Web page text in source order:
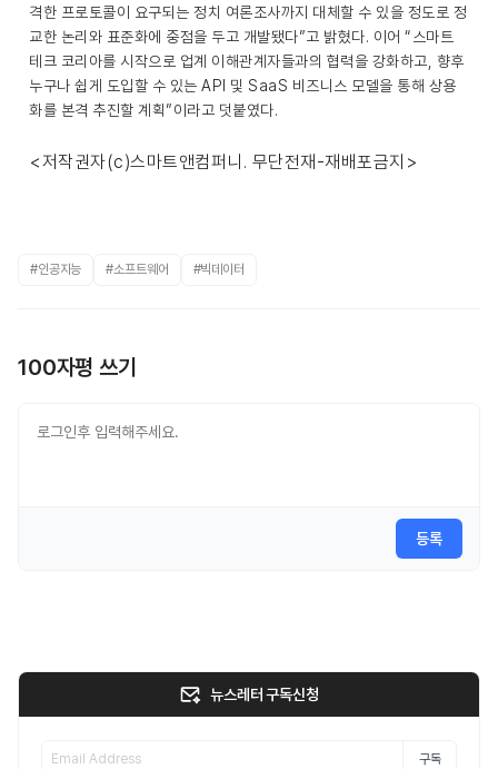
격한 프로토콜이 요구되는 정치 여론조사까지 대체할 수 있을 정도로 정
교한 논리와 표준화에 중점을 두고 개발됐다”고 밝혔다. 이어 “스마트
테크 코리아를 시작으로 업계 이해관계자들과의 협력을 강화하고, 향후
누구나 쉽게 도입할 수 있는 API 및 SaaS 비즈니스 모델을 통해 상용
화를 본격 추진할 계획”이라고 덧붙였다.
<저작권자(c)스마트앤컴퍼니. 무단전재-재배포금지>
#인공지능 #소프트웨어 #빅데이터
100자평 쓰기
등록
뉴스레터 구독신청
구독